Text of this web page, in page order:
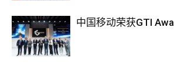
中国移动荣获GTI